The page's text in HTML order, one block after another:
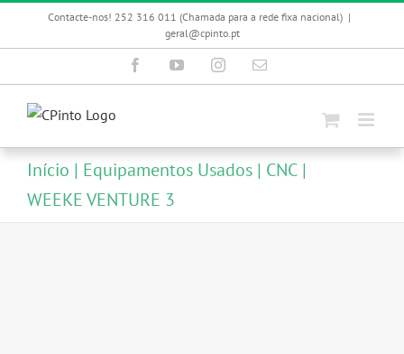
Contacte-nos! 252 316 011 (Chamada para a rede fixa nacional) |
geral@cpinto.pt
FacebookYouTubeInstagramEmail
publicado)
Início Equipamentos Usados
CNC
WEEKE VENTURE 3